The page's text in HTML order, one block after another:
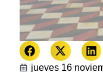
jueves 16